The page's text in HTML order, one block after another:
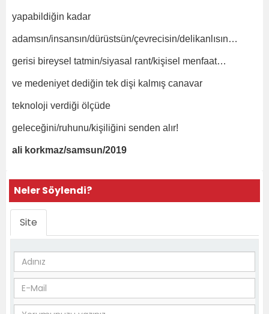
yapabildiğin kadar
adamsın/insansın/dürüstsün/çevrecisin/delikanlısın…
gerisi bireysel tatmin/siyasal rant/kişisel menfaat…
ve medeniyet dediğin tek dişi kalmış canavar
teknoloji verdiği ölçüde
geleceğini/ruhunu/kişiliğini senden alır!
ali korkmaz/samsun/2019
Neler Söylendi?
Site